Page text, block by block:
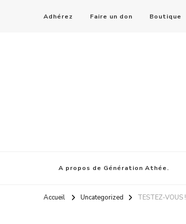
Adhérez Faire un don Boutique
A propos de Génération Athée.
Accueil Uncategorized TESTEZ-VOUS !